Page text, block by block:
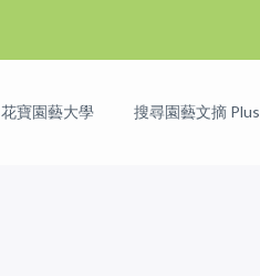
花寶園藝大學 搜尋園藝文摘 Plus